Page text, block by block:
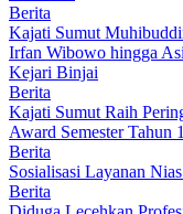
Berita
Kajati Sumut
Irfan Wibowo hingga
Kejari Binjai
Berita
Kajati Sumut Raih
Award Semester Tahun
Berita
Sosialisasi Layanan
Berita